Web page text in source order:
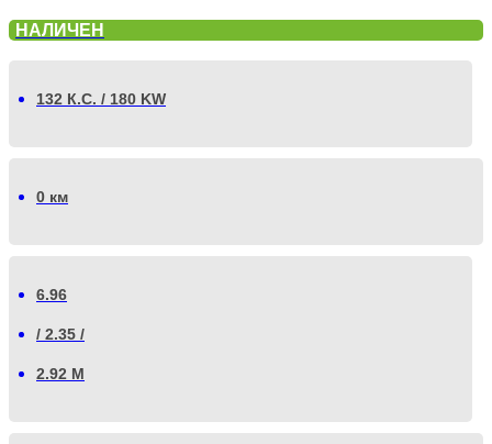
НАЛИЧЕН
132 К.С. / 180 KW
0 км
6.96
/ 2.35 /
2.92 М